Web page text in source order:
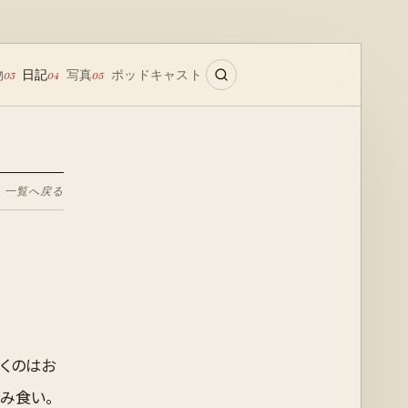
03 日記04 写真05 ポッドキャスト
覧へ戻る
のはお
食い。